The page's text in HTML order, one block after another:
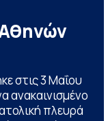
στις 3 Μαΐου
ανακαινισμένο
πλευρά